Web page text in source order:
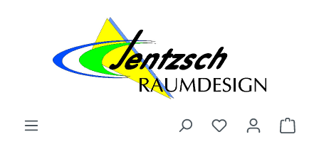
Zum Hauptinhalt springen